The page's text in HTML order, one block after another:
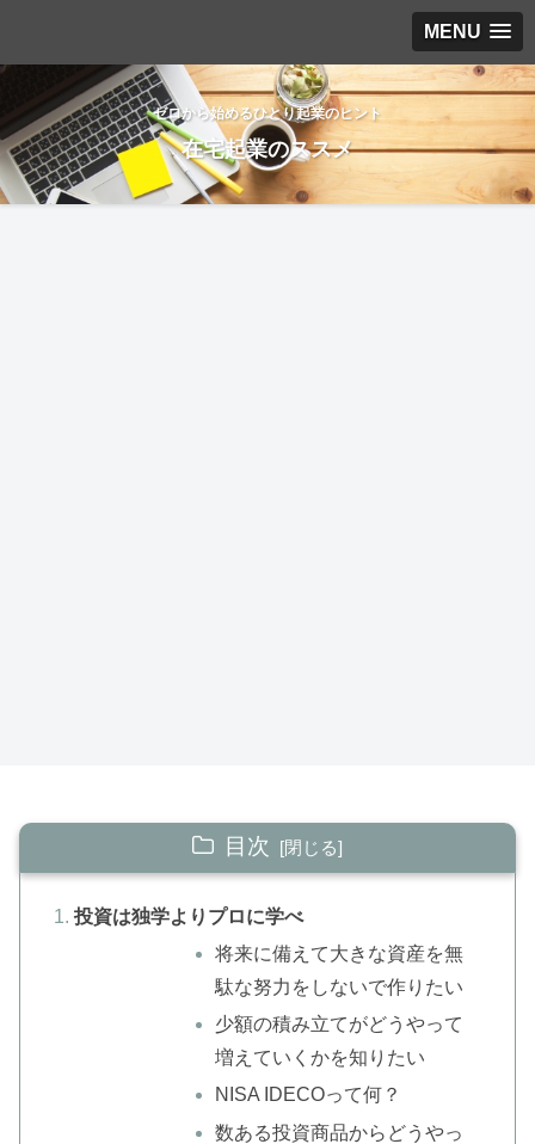
MENU
ゼロから始めるひとり起業のヒント
在宅起業のススメ
目次
投資は独学よりプロに学べ
将来に備えて大きな資産を無
駄な努力をしないで作りたい
少額の積み立てがどうやって
増えていくかを知りたい
NISA IDECOって何？
数ある投資商品からどうやっ